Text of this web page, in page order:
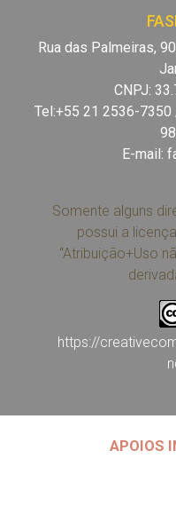
Rua das Palmeiras,
CNPJ:
Tel:+55 21 2536-
E-mail:
Somente alguns
possui a
“Atribuição+Uso
https://
APOIOS